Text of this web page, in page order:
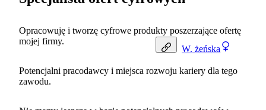
W. żeńska
Opracowuję i tworzę cyfrowe produkty poszerzające ofertę
mojej firmy.
Potencjalni pracodawcy i miejsca rozwoju kariery dla tego
zawodu.